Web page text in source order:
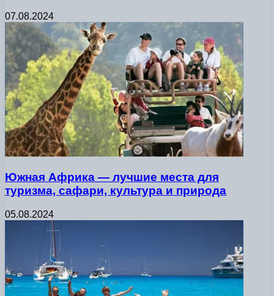
07.08.2024
Южная Африка — лучшие места для
туризма, сафари, культура и природа
05.08.2024